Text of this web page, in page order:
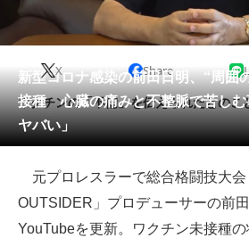
住まい
動物 リサーチ
会員記事
メディア
注目記事を集めた総合ページ
スマホと通信の最新トレンド
新型コロナ感染の前田日明、“周囲
接種 心臓の痛みと不整脈で苦し
ヤバい」
X Share
ワクチンの「不備」を伝えられたとのこ
元プロレスラーで総合格闘技大会
OUTSIDER」プロデューサーの前
YouTubeを更新。ワクチン未接種